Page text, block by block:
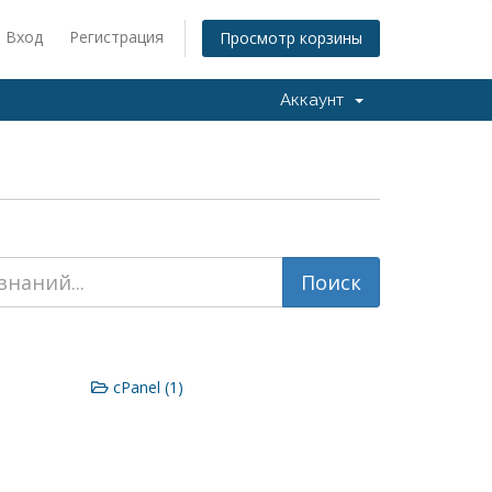
Вход Регистрация Просмотр корзины
Аккаунт
cPanel (1)